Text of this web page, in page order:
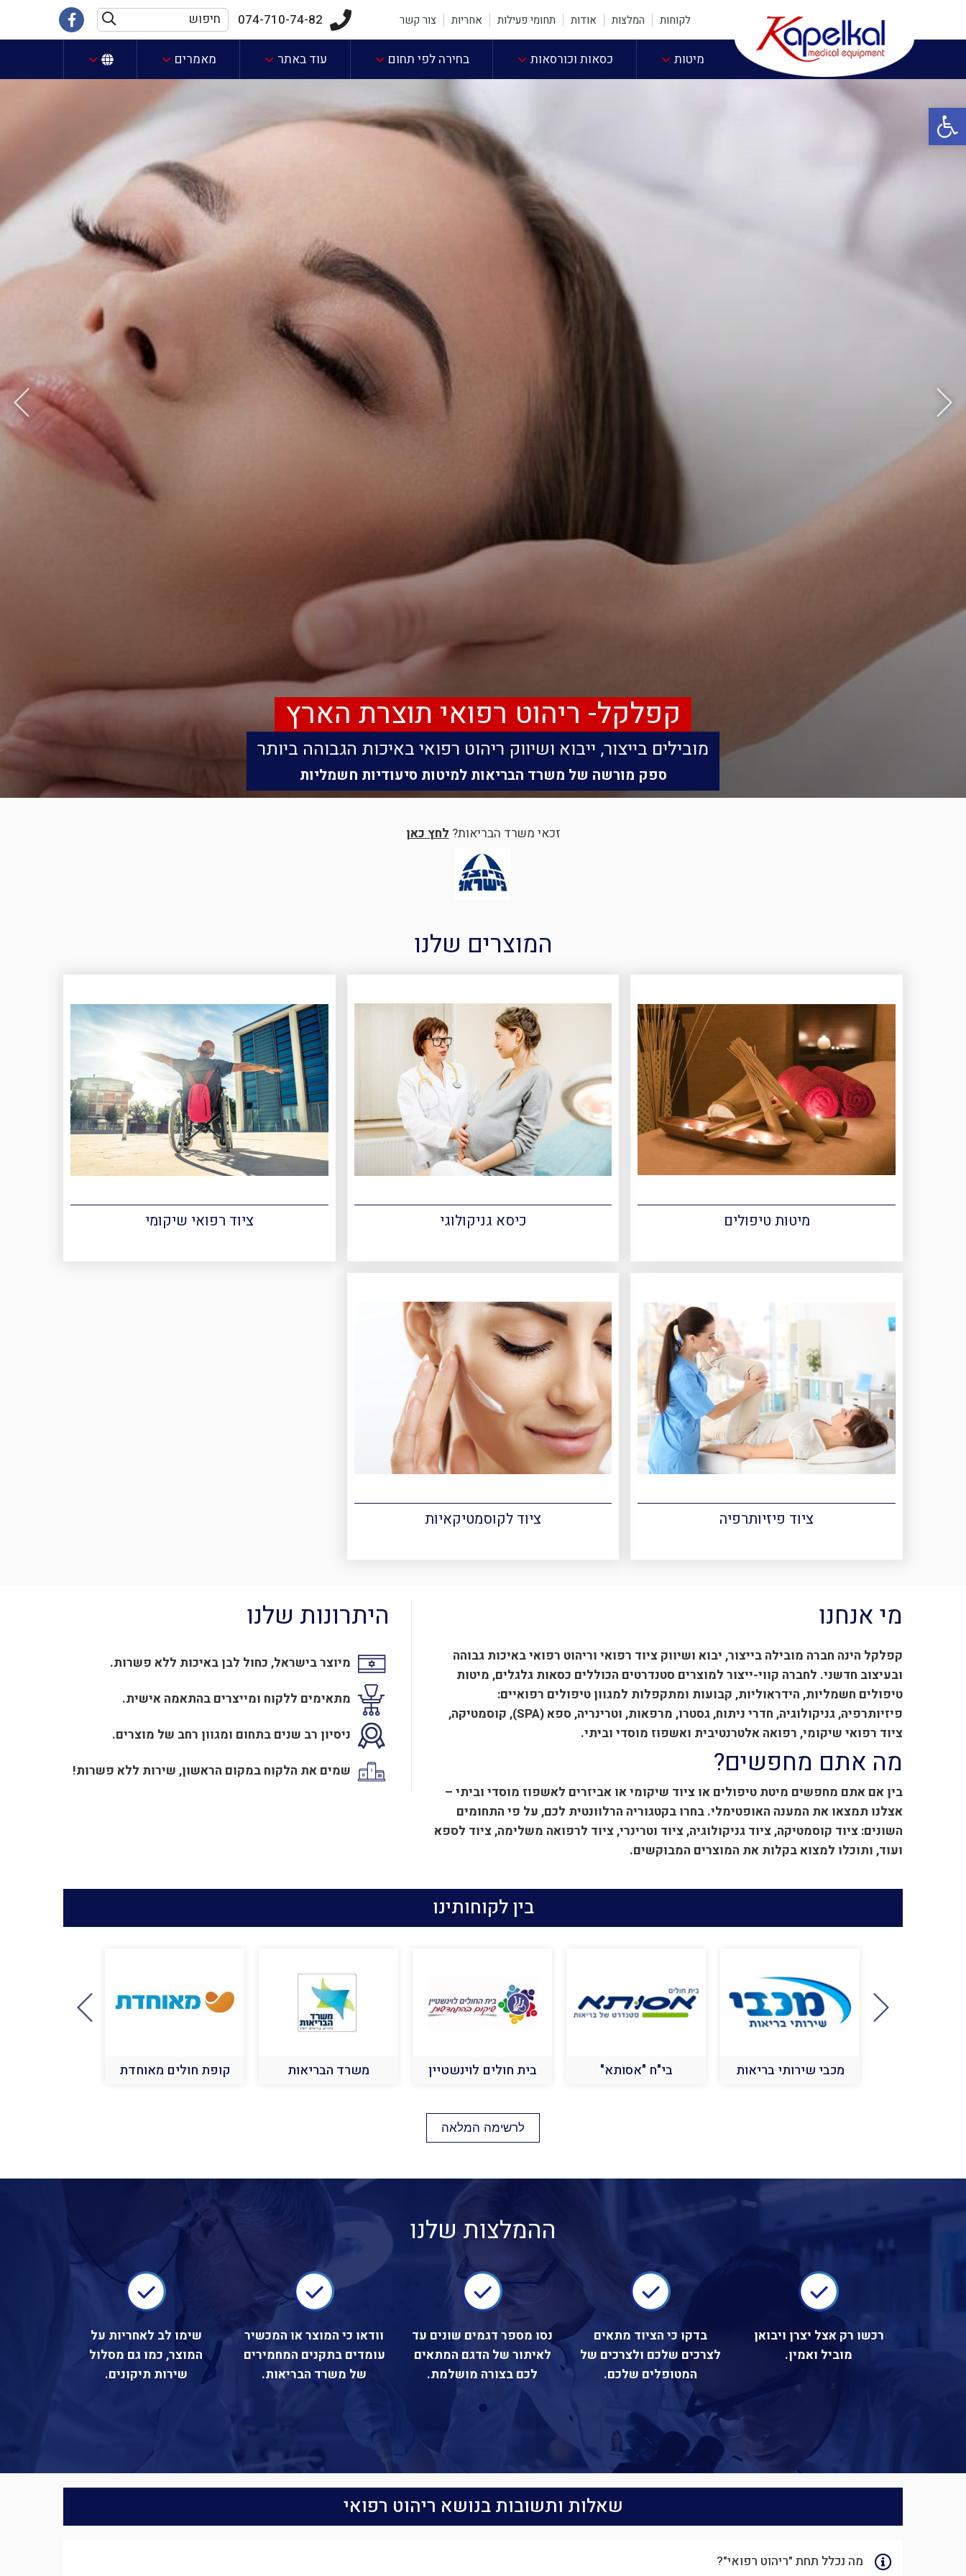
פתח סרגל נגישות
לקוחות המלצות אודות תחומי פעילות אחריות צור קשר 074-710-74-82
מיטות כסאות וכורסאות בחירה לפי תחום עוד באתר מאמרים
קפלקל- ריהוט רפואי תוצרת הארץ
מובילים בייצור, ייבוא ושיווק ריהוט רפואי באיכות הגבוהה ביותר
ספק מורשה של משרד הבריאותלמיטות סיעודיות חשמליות
זכאי משרד הבריאות?לחץ כאן
המוצרים שלנו
מיטות טיפולים
ציוד פיזיותרפיה
כיסא גניקולוגי
ציוד לקוסמטיקאיות
ציוד רפואי שיקומי
מי אנחנו
קפלקל הינה חברה מובילה בייצור, יבוא ושיווק ציוד רפואי וריהוט רפואי באיכות גבוהה
ובעיצוב חדשני. לחברה קווי-ייצור למוצרים סטנדרטים הכוללים כסאות גלגלים, מיטות
טיפולים חשמליות, הידראוליות, קבועות ומתקפלות למגוון טיפולים רפואיים:
פיזיותרפיה, גניקולוגיה, חדרי ניתוח, גסטרו, מרפאות, וטרינריה, ספא (SPA), קוסמטיקה,
ציוד רפואי שיקומי, רפואה אלטרנטיבית ואשפוז מוסדי וביתי.
מה אתם מחפשים?
בין אם אתם מחפשים מיטת טיפולים או ציוד שיקומי או אביזרים לאשפוז מוסדי וביתי –
אצלנו תמצאו את המענה האופטימלי. בחרו בקטגוריה הרלוונטית לכם, על פי התחומים
השונים: ציוד קוסמטיקה, ציוד גניקולוגיה, ציוד וטרינרי, ציוד לרפואה משלימה, ציוד לספא
ועוד, ותוכלו למצוא בקלות את המוצרים המבוקשים.
היתרונות שלנו
מיוצר בישראל, כחול לבן באיכות ללא פשרות.
מתאימים ללקוח ומייצרים בהתאמה אישית.
ניסיון רב שנים בתחום ומגוון רחב של מוצרים.
שמים את הלקוח במקום הראשון, שירות ללא פשרות!
בין לקוחותינו
מכבי שירותי בריאות בי"ח "אסותא" בית חולים לוינשטיין משרד הבריאות קופת חולים מאוחדת
לרשימה המלאה
ההמלצות שלנו
רכשו רק אצל יצרן ויבואן
מוביל ואמין.
בדקו כי הציוד מתאים
לצרכים שלכם ולצרכים של
המטופלים שלכם.
נסו מספר דגמים שונים עד
לאיתור של הדגם המתאים
לכם בצורה מושלמת.
וודאו כי המוצר או המכשיר
עומדים בתקנים המחמירים
של משרד הבריאות.
שימו לב לאחריות על
המוצר, כמו גם מסלול
שירות תיקונים.
שאלות ותשובות בנושא ריהוט רפואי
מה נכלל תחת "ריהוט רפואי"?